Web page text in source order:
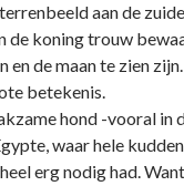
aan de
de koning trouw
de maan te zien
betekenis.
hond -vooral
waar hele
erg nodig had.